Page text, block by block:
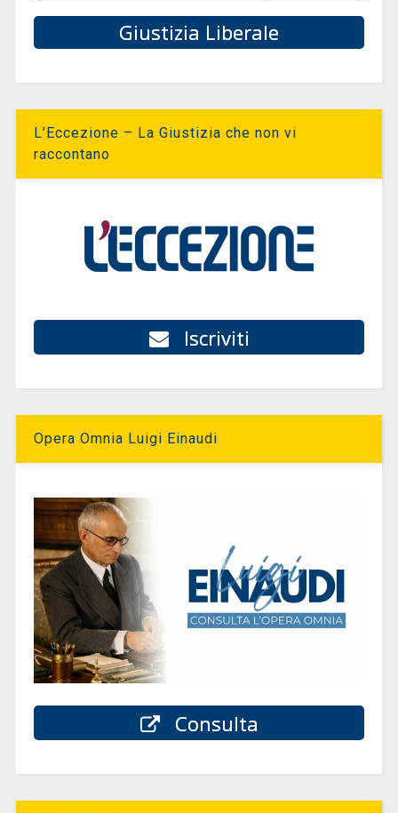
Giustizia Liberale
L’Eccezione – La Giustizia che non vi
raccontano
Iscriviti
Opera Omnia Luigi Einaudi
Consulta